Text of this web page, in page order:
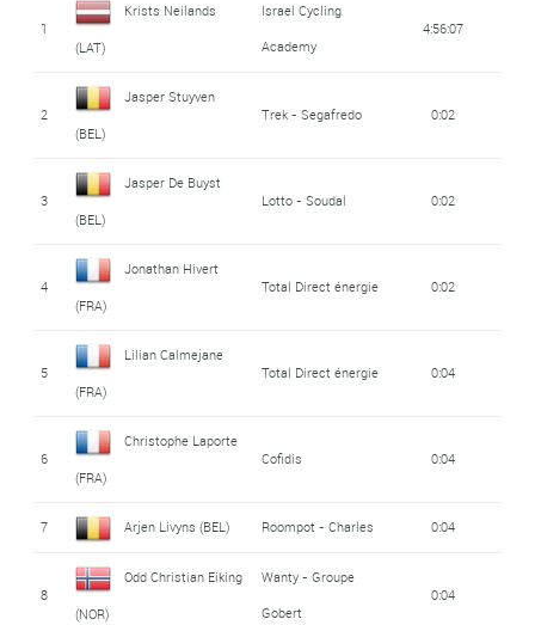
1
Krists Neilands
(LAT)
Israel Cycling
Academy
4:56:07
2
Jasper Stuyven
(BEL)
Trek - Segafredo 0:02
3
Jasper De Buyst
(BEL)
Lotto - Soudal 0:02
4
Jonathan Hivert
(FRA)
Total Direct énergie 0:02
5
Lilian Calmejane
(FRA)
Total Direct énergie 0:04
6
Christophe Laporte
(FRA)
Cofidis 0:04
7 Arjen Livyns (BEL) Roompot - Charles 0:04
8
Odd Christian Eiking
(NOR)
Wanty - Groupe
Gobert
0:04